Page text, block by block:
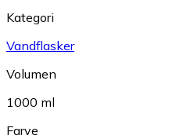
Kategori
Vandflasker
Volumen
1000 ml
Farve